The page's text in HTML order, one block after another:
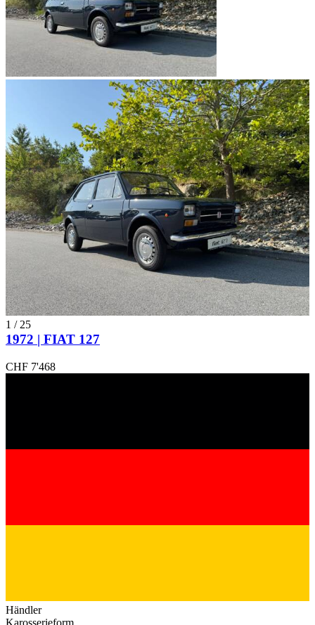
1 / 25
1972 | FIAT 127
CHF 7'468
Händler
Karosserieform